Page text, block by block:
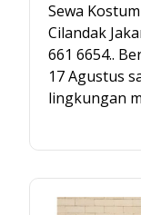
Sewa
Cilandak
661 6654..
17 Agustus
lingkungan